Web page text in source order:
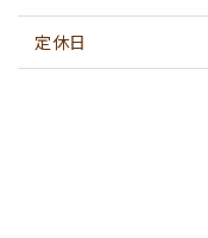
定休日